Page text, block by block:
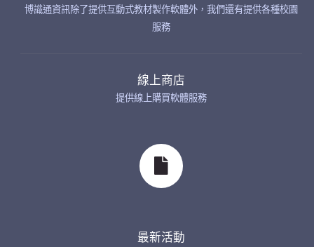
博識通資訊除了提供互動式教材製作軟體外，我們還有提供各種校園
服務
線上商店
提供線上購買軟體服務
最新活動